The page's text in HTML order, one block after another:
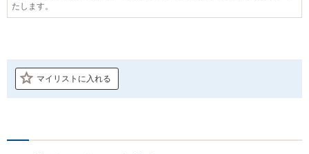
たします。
マイリストに入れる